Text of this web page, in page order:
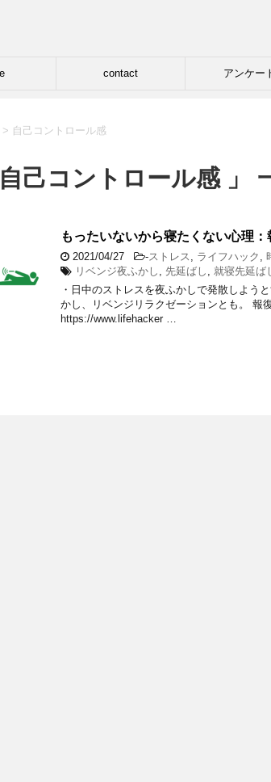
contact アンケー
> 自己コントロール感
自己コントロール感 」
もったいないから寝たくない心理
2021/04/27 -ストレス , ライフハック ,
リベンジ夜ふかし , 先延ばし , 就寝先延ば
・日中のストレスを夜ふかしで発散しよう
かし、リベンジリラクゼーションとも。 報
https://www.lifehacker …